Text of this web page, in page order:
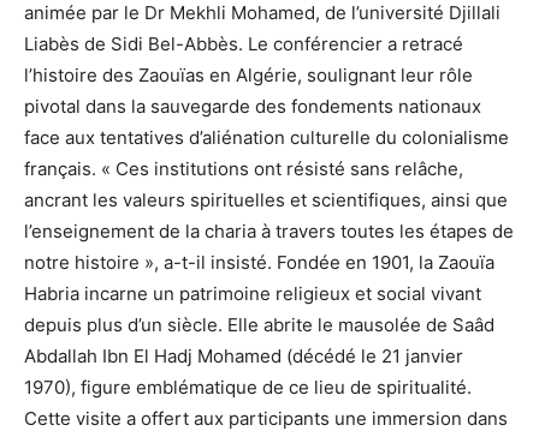
animée par le Dr Mekhli Mohamed, de l’université Djillali
Liabès de Sidi Bel-Abbès. Le conférencier a retracé
l’histoire des Zaouïas en Algérie, soulignant leur rôle
pivotal dans la sauvegarde des fondements nationaux
face aux tentatives d’aliénation culturelle du colonialisme
français. « Ces institutions ont résisté sans relâche,
ancrant les valeurs spirituelles et scientifiques, ainsi que
l’enseignement de la charia à travers toutes les étapes de
notre histoire », a-t-il insisté. Fondée en 1901, la Zaouïa
Habria incarne un patrimoine religieux et social vivant
depuis plus d’un siècle. Elle abrite le mausolée de Saâd
Abdallah Ibn El Hadj Mohamed (décédé le 21 janvier
1970), figure emblématique de ce lieu de spiritualité.
Cette visite a offert aux participants une immersion dans